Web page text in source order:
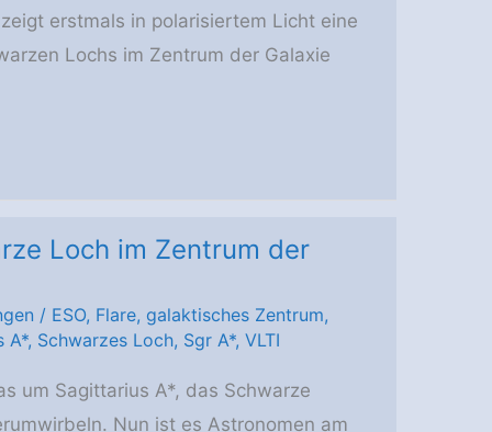
erstmals in polarisiertem Licht eine
Lochs im Zentrum der Galaxie
Loch im Zentrum der
/ ESO, Flare, galaktisches Zentrum,
A*, Schwarzes Loch, Sgr A*, VLTI
um Sagittarius A*, das Schwarze
Nun ist es Astronomen am